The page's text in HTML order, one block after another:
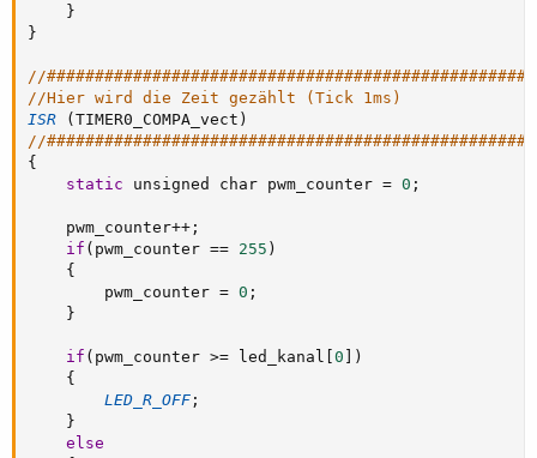
}
}
//
//Hier wird die Zeit gezählt (Tick 1ms)
ISR
( TIMER0_COMPA_vect )
//
{
static unsigned char pwm_counter = 0 ;
	pwm_counter
++ ;
if ( pwm_counter == 255 )
{
		pwm_counter
= 0 ;
}
if ( pwm_counter >= led_kanal 0
)
{
LED_R_OFF ;
}
else